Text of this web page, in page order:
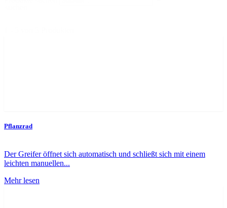
Pflanzrad
Der Greifer öffnet sich automatisch und schließt sich mit einem
leichten manuellen...
Mehr lesen